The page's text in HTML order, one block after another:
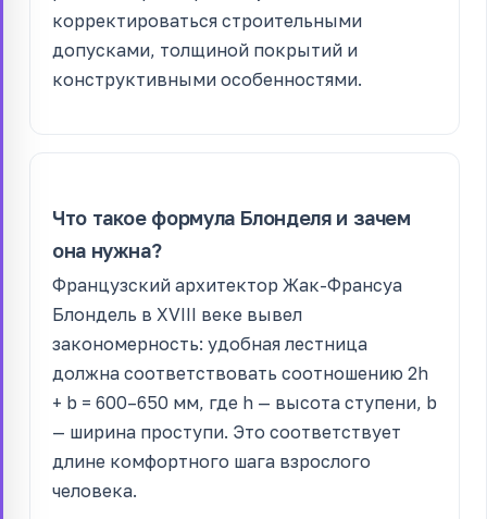
корректироваться строительными
допусками, толщиной покрытий и
конструктивными особенностями.
Что такое формула Блонделя и зачем
она нужна?
Французский архитектор Жак-Франсуа
Блондель в XVIII веке вывел
закономерность: удобная лестница
должна соответствовать соотношению 2h
+ b = 600–650 мм, где h — высота ступени, b
— ширина проступи. Это соответствует
длине комфортного шага взрослого
человека.